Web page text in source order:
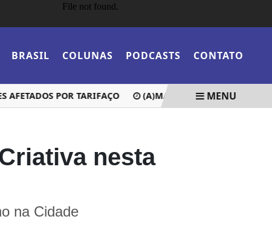
BRASIL COLUNAS PODCASTS CONTATO
POR TARIFAÇO (A)MAR FEST ABRE QUATRO EDITAIS
MENU
nesta
na Cidade